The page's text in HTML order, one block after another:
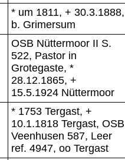
* um 1811, + 30.3.1888,
b. Grimersum
OSB Nüttermoor II S.
522, Pastor in
Grotegaste, *
28.12.1865, +
15.5.1924 Nüttermoor
* 1753 Tergast, +
10.1.1818 Tergast, OSB
Veenhusen 587, Leer
ref. 4947, oo Tergast